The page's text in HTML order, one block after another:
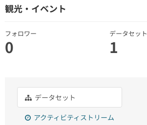
観光・イベント
フォロワー
0
データセット
1
データセット
アクティビティストリーム